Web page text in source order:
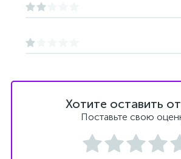
Хотите оставить
Поставьте свою